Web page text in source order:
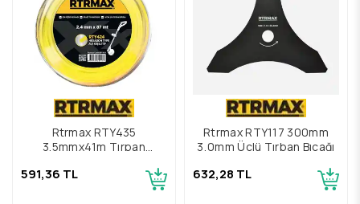
Rtrmax RTY435
3.5mmx41m Tırpan
591,36 TL
Rtrmax RTY117 300mm
3,0mm Üçlü Tırban Bıçağı
632,28 TL